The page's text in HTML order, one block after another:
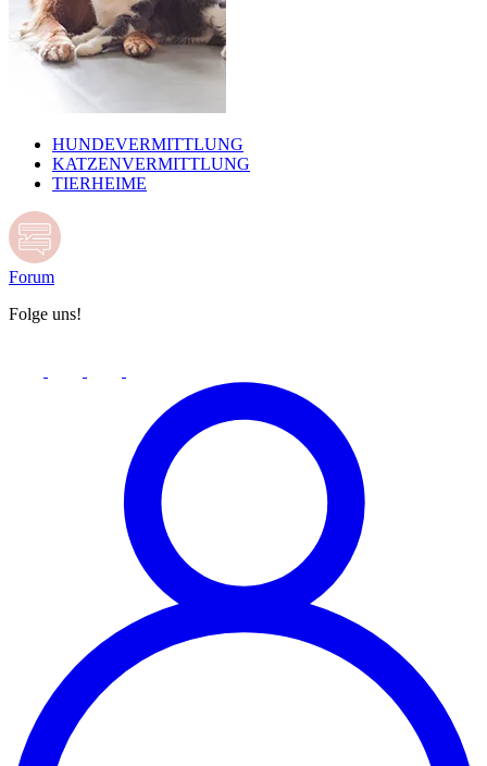
HUNDEVERMITTLUNG
KATZENVERMITTLUNG
TIERHEIME
Forum
Folge uns!